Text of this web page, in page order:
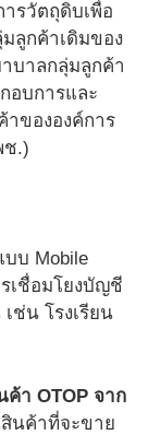
รวัตถุดิบเพื่อ
ลูกค้าเดิมของ
บาลกลุ่มลูกค้า
อบการและ
ขององค์การ
ช.)
บ Mobile
เชื่อมโยงบัญชี
ช่น โรงเรียน
า OTOP จาก
นค้าที่จะขาย